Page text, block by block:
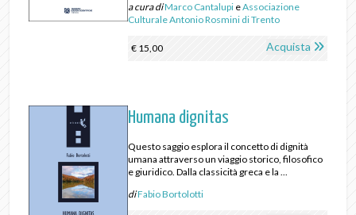
a cura diMarco Cantalupi eAssociazione
Culturale Antonio Rosmini di Trento
€ 15,00 Acquista
Humana dignitas
Questo saggio esplora il concetto di dignità
umana attraverso un viaggio storico, filosofico
e giuridico. Dalla classicità greca e la ...
diFabio Bortolotti